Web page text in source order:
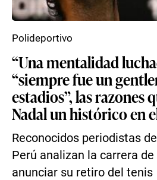
“Una mentalidad
“siempre fue un
estadios”, las razones
Nadal un histórico en
Reconocidos periodistas
Perú analizan la carrera
anunciar su retiro del tenis
Polideportivo